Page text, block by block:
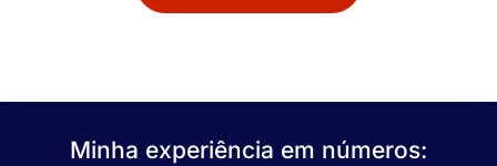
Minha experiência em números: